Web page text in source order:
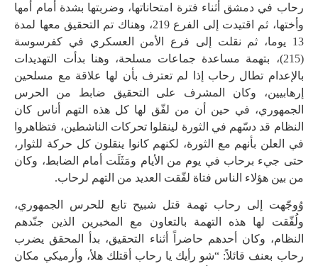
رحاب في دمشق أثناء فترة امتحاناتها، وضربتها بشدة أمام أمها
وأختها، ثم اقتيدت إلى الفرع 219، وهناك تم التحقيق معها لمدة
13 يوما، ثم نقلت إلى فرع الأمن العسكري في كفرسوسة
(215)، بتهمة مساعدة جماعات مسلحة، وهنا بدأت التهديدات
بالإعدام تطال رحاب إذا لم تعترف بأن لها علاقة مع مسلحين
إرهابيين، وكان المشرف على التحقيق ضابط من الحرس
الجمهوري، في حين أن من لفّق لها كل هذه التهم أناس كان
النظام قد دسّهم في الثورة لينقلوا تحركات الناشطين، فتظاهروا
في العلن بأنهم مع الثورة، لكنهم كانوا ينقلون كل حركة للثوار،
حتى جيء برحاب في يوم من الأيام ومَثَلَت أمام الضابط، وكان
من بين هؤلاء الناس فتاة لفّقت العديد من التهم لرحاب.
وُوجّهت إلى رحاب تهمة قتل شبيح تابع للحرس الجمهوري،
ولُفّقت لها هذه التهمة بالتعاون مع المخبرين الذين جنّدهم
النظام، وكان أحدهم حاضراً أثناء التحقيق، بدأ المحقق يضرب
رحاب بعنف قائلاً: “شو رأيك يا رحاب أقتلك هلأ، وأرميكي مكان